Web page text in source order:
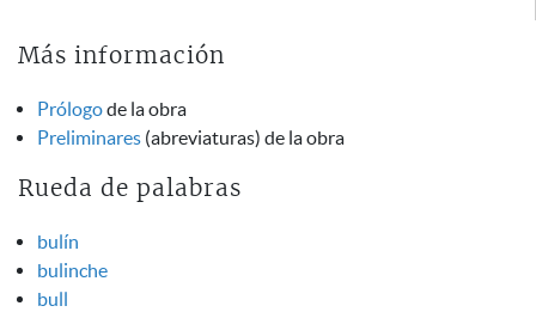
Más información
Prólogode la obra
Preliminares (abreviaturas) de la obra
Rueda de palabras
bulín
bulinche
bull